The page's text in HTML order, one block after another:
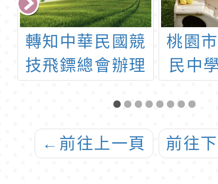
桃園市立幸福國
民中學114學年
學暨轉班轉學考
甄選簡章
「
運動
海洋
水域)
開海
← 前往上一頁 前往